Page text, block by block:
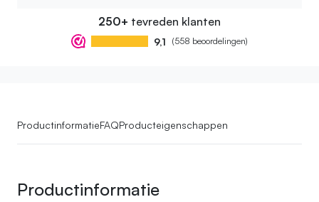
250+ tevreden klanten
9,1 (558 beoordelingen)
ProductinformatieFAQProducteigenschappen
Productinformatie